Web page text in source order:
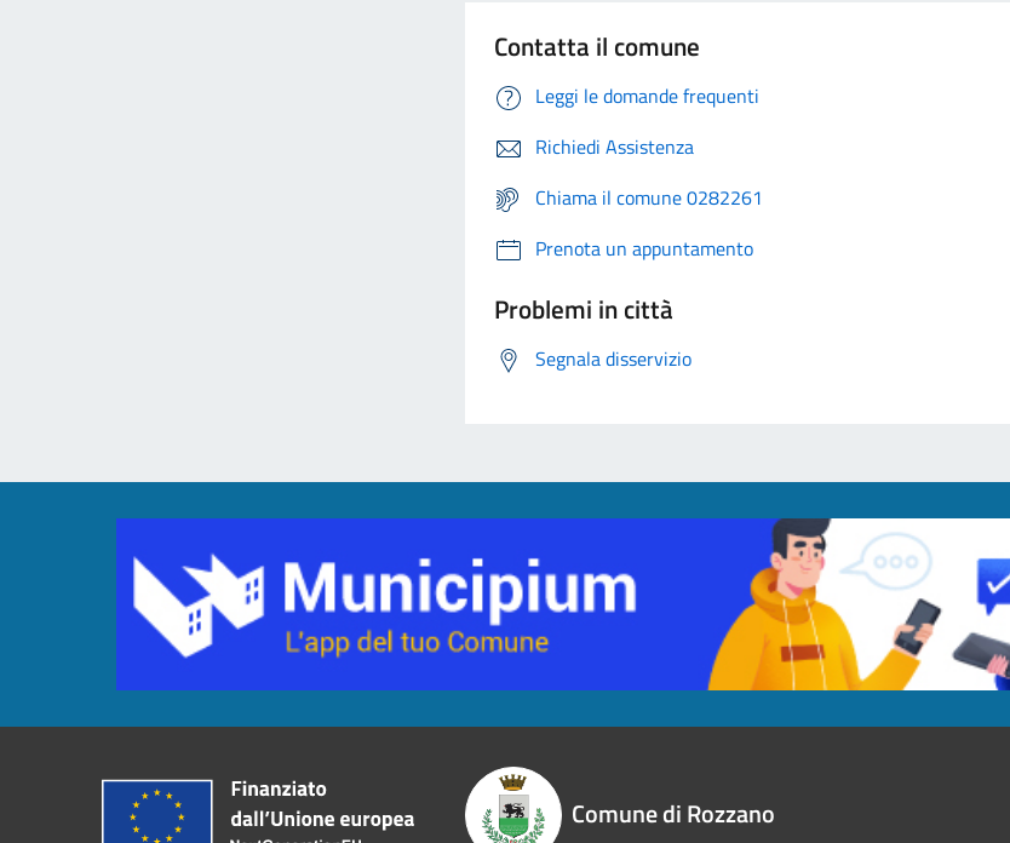
Contatta il comune
Leggi le domande frequenti
Richiedi Assistenza
Chiama il comune 0282261
Prenota un appuntamento
Problemi in città
Segnala disservizio
Comune di Rozzano